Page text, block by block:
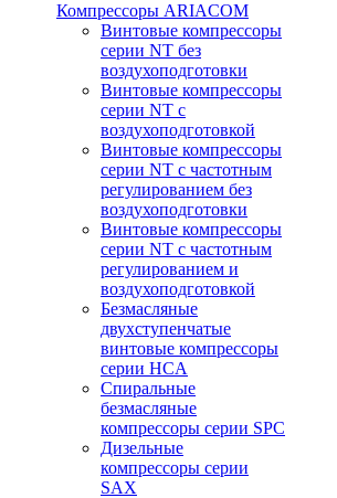
Компрессоры ARIACOM
Винтовые компрессоры
серии NT без
воздухоподготовки
Винтовые компрессоры
серии NT c
воздухоподготовкой
Винтовые компрессоры
серии NT с частотным
регулированием без
воздухоподготовки
Винтовые компрессоры
серии NT с частотным
регулированием и
воздухоподготовкой
Безмасляные
двухступенчатые
винтовые компрессоры
серии HCA
Спиральные
безмасляные
компрессоры серии SPC
Дизельные
компрессоры серии
SAX